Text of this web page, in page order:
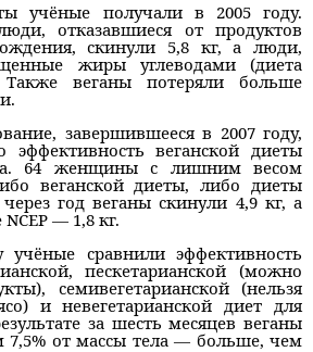
учёные получали в 2005 году.
отказавшиеся от продуктов
скинули 5,8 кг, а люди,
жиры углеводами (диета
веганы потеряли больше
завершившееся в 2007 году,
эффективность веганской диеты
64 женщины с лишним весом
веганской диеты, либо диеты
через год веганы скинули 4,9 кг, а
— 1,8 кг.
сравнили эффективность
пескетарианской (можно
семивегетарианской (нельзя
и невегетарианской диет для
за шесть месяцев веганы
7,5% от массы тела — больше, чем